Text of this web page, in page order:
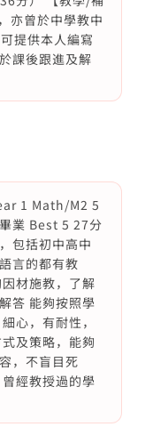
亦曾於中學教中
提供本人編寫
課後跟進及解
1 Math/M2 5
業 Best 5 27分
包括初中高中
言的都有教
材施教，了解
答 能夠按照學
心，有耐性，
及策略，能夠
，不盲目死
經教授過的學